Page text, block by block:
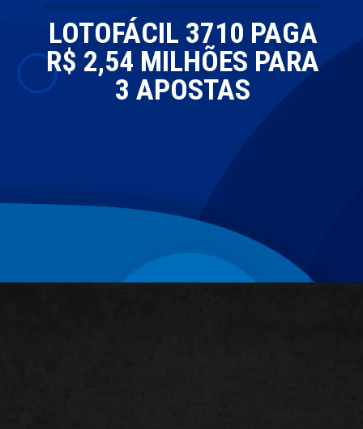
LOTOFÁCIL 3710 PAGA
R$ 2,54 MILHÕES PARA
3 APOSTAS